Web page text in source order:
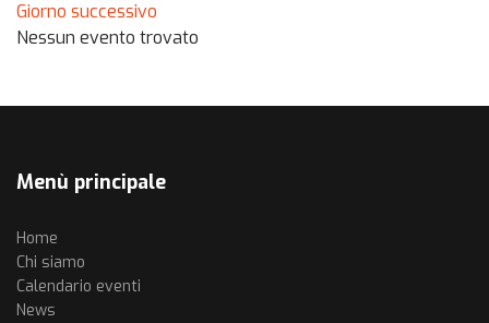
Giorno successivo
Nessun evento trovato
Menù principale
Home
Chi siamo
Calendario eventi
News